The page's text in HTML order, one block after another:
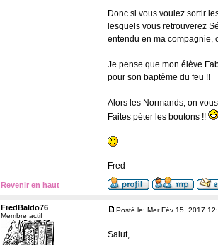
Donc si vous voulez sortir
lesquels vous retrouverez
entendu en ma compagnie,
Je pense que mon élève
pour son baptême du feu !!
Alors les Normands, on
Faites péter les boutons !!
Fred
Revenir en haut
FredBaldo76
Membre actif
Posté le: Mer Fév 15, 2017
Salut,